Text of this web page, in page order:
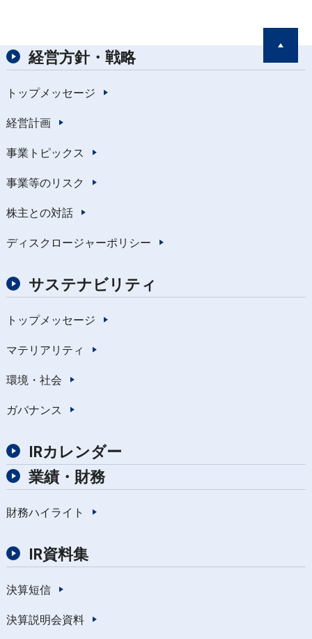
経営方針・戦略
トップメッセージ
経営計画
事業トピックス
事業等のリスク
株主との対話
ディスクロージャーポリシー
サステナビリティ
トップメッセージ
マテリアリティ
環境・社会
ガバナンス
IRカレンダー
業績・財務
財務ハイライト
IR資料集
決算短信
決算説明会資料